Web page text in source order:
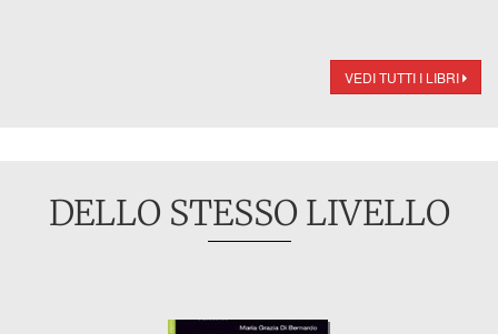
VEDI TUTTI I LIBRI
DELLO STESSO LIVELLO